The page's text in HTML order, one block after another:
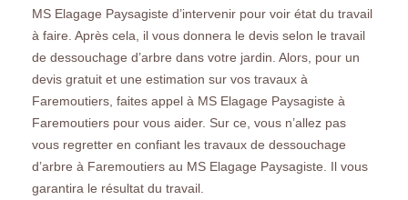
MS Elagage Paysagiste d’intervenir pour voir état du travail
à faire. Après cela, il vous donnera le devis selon le travail
de dessouchage d’arbre dans votre jardin. Alors, pour un
devis gratuit et une estimation sur vos travaux à
Faremoutiers, faites appel à MS Elagage Paysagiste à
Faremoutiers pour vous aider. Sur ce, vous n’allez pas
vous regretter en confiant les travaux de dessouchage
d’arbre à Faremoutiers au MS Elagage Paysagiste. Il vous
garantira le résultat du travail.